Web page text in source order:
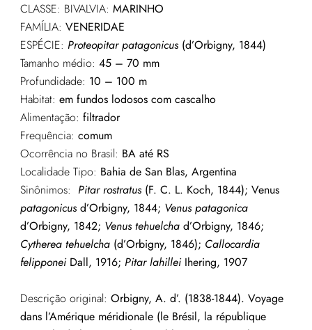
CLASSE: BIVALVIA: MARINHO
FAMÍLIA: VENERIDAE
ESPÉCIE: Proteopitar patagonicus(d’Orbigny, 1844)
Tamanho médio: 45 – 70 mm
Profundidade: 10 – 100 m
Habitat: em fundos lodosos com cascalho
Alimentação: filtrador
Frequência: comum
Ocorrência no Brasil: BA até RS
Localidade Tipo: Bahia de San Blas, Argentina
Sinônimos: Pitar rostratus(F. C. L. Koch, 1844); Venus
patagonicusd’Orbigny, 1844; Venus patagonica
d’Orbigny, 1842; Venus tehuelchad’Orbigny, 1846;
Cytherea tehuelcha(d’Orbigny, 1846); Callocardia
felipponeiDall, 1916; Pitar lahilleiIhering, 1907
Descrição original: Orbigny, A. d’. (1838-1844). Voyage
dans l’Amérique méridionale (le Brésil, la république